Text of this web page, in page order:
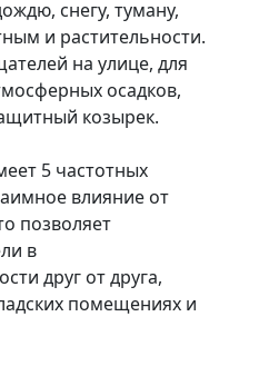
снегу, туману,
и растительности.
на улице, для
осадков,
козырек.
5 частотных
влияние от
позволяет
в
друг от друга,
помещениях и